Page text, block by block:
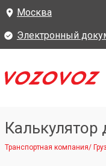
Москва
Электронный
Калькулятор
Транспортная компания/